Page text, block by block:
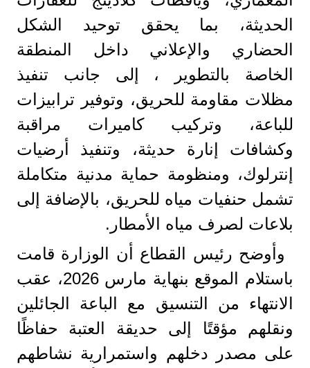
الحديثة، بما يحقق توحيد الشكل
الحضاري والإعلاني داخل المنطقة
الخاصة بالتطوير ، إلى جانب تنفيذ
مظلات مقاومة للحريق، وتوفير ترابيزات
للباعة، وتركيب كاميرات مراقبة
وكشافات إنارة حديثة، وتنفيذ أرضيات
إنترلوك، ومنظومة حماية مدنية متكاملة
تشمل حنفيات مياه للحريق، بالإضافة إلى
بلاعات لصرف مياه الأمطار.
وأوضح رئيس القطاع أن الوزارة قامت
باستلام الموقع بنهاية مارس 2026، عقب
الانتهاء من التنسيق مع الباعة الجائلين
ونقلهم مؤقتًا إلى حديقة العتبة حفاظًا
على مصدر دخلهم واستمرارية نشاطهم